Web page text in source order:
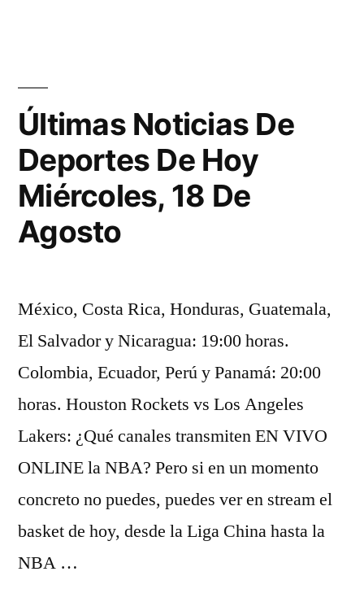
Últimas Noticias De
Deportes De Hoy
Miércoles, 18 De
Agosto
México, Costa Rica, Honduras, Guatemala,
El Salvador y Nicaragua: 19:00 horas.
Colombia, Ecuador, Perú y Panamá: 20:00
horas. Houston Rockets vs Los Angeles
Lakers: ¿Qué canales transmiten EN VIVO
ONLINE la NBA? Pero si en un momento
concreto no puedes, puedes ver en stream el
basket de hoy, desde la Liga China hasta la
NBA …